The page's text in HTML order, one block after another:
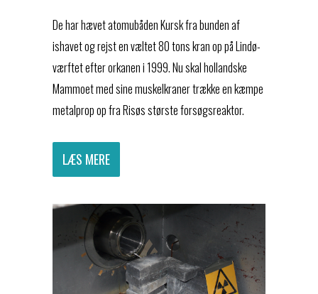
De har hævet atomubåden Kursk fra bunden af
ishavet og rejst en væltet 80 tons kran op på Lindø-
værftet efter orkanen i 1999. Nu skal hollandske
Mammoet med sine muskelkraner trække en kæmpe
metalprop op fra Risøs største forsøgsreaktor.
LÆS MERE